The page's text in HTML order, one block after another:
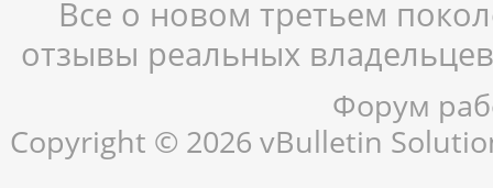
Все о новом третьем
отзывы реальных
Форум
Copyright © 2026 vBulletin